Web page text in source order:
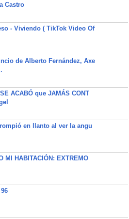
Castro
- Viviendo ( TikTok Video Of
de Alberto Fernández, Axe
ACABÓ que JAMÁS CONT
en llanto al ver la angu
MI HABITACIÓN: EXTREMO